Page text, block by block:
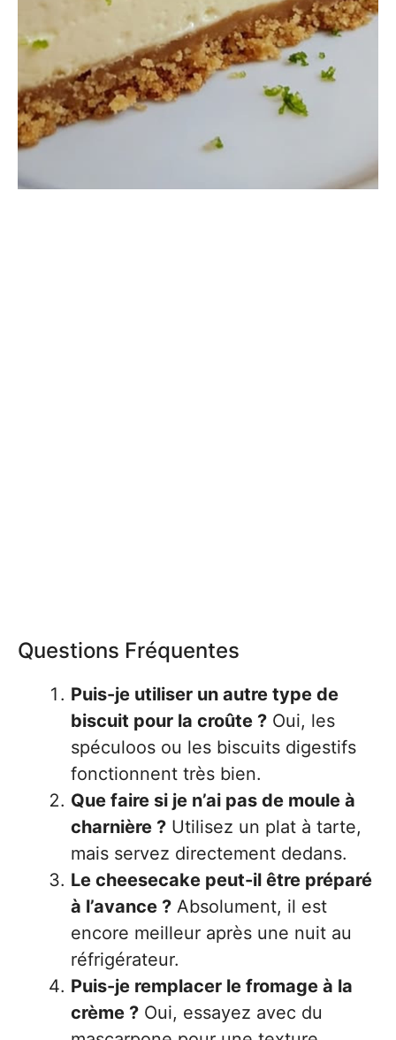
Questions Fréquentes
Puis-je utiliser un autre type de
biscuit pour la croûte ? Oui, les
spéculoos ou les biscuits digestifs
fonctionnent très bien.
Que faire si je n’ai pas de moule à
charnière ? Utilisez un plat à tarte,
mais servez directement dedans.
Le cheesecake peut-il être préparé
à l’avance ? Absolument, il est
encore meilleur après une nuit au
réfrigérateur.
Puis-je remplacer le fromage à la
crème ? Oui, essayez avec du